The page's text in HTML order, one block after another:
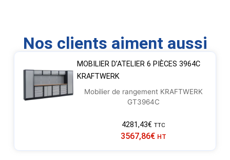
Nos clients aiment aussi
MOBILIER D’ATELIER 6 PIÈCES 3964C
KRAFTWERK
Mobilier de rangement KRAFTWERK
GT3964C
4281,43€ TTC
3567,86€ HT